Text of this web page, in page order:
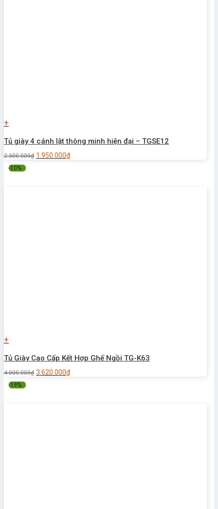
+
Tủ giày 4 cánh lật thông minh hiện đại – TGSE12
2.300.000₫ 1.950.000₫
-10%
+
Tủ Giày Cao Cấp Kết Hợp Ghế Ngồi TG-K63
4.000.000₫ 3.620.000₫
-19%